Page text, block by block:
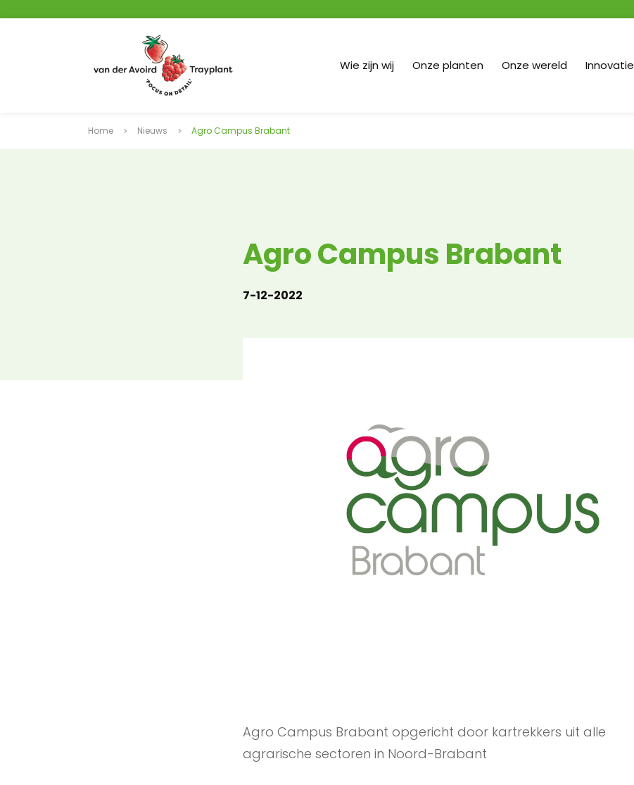
Wie zijn wij Onze planten Onze wereld Innovatie
Home Nieuws Agro Campus Brabant
Agro Campus Brabant
7-12-2022
Agro Campus Brabant opgericht door kartrekkers uit alle
agrarische sectoren in Noord-Brabant